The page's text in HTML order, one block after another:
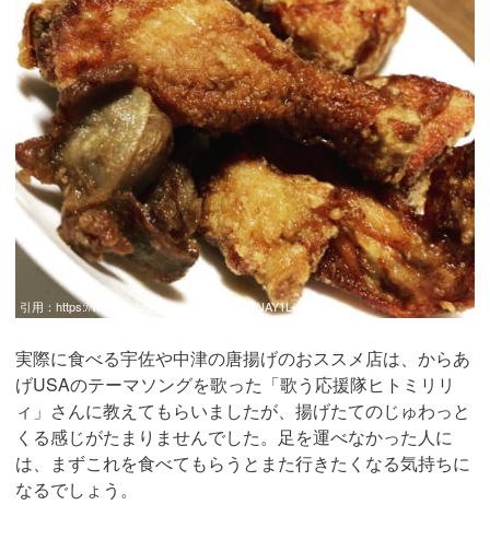
引用： https://www.instagram.com/p/B3mn22NAY1L/
実際に食べる宇佐や中津の唐揚げのおススメ店は、からあ
げUSAのテーマソングを歌った「歌う応援隊ヒトミリリ
ィ」さんに教えてもらいましたが、揚げたてのじゅわっと
くる感じがたまりませんでした。足を運べなかった人に
は、まずこれを食べてもらうとまた行きたくなる気持ちに
なるでしょう。